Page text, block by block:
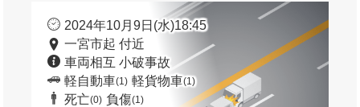
2024年10月9日(水)18:45
一宮市起 付近
車両相互 小破事故
軽自動車(1) 軽貨物車(1)
死亡(0) 負傷(1)